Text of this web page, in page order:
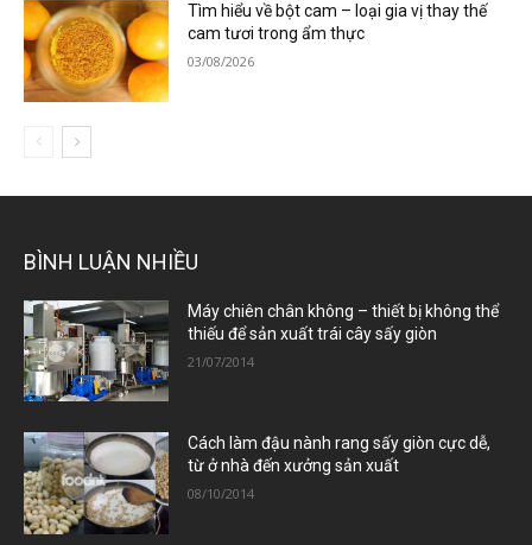
Tìm hiểu về bột cam – loại gia vị thay thế
cam tươi trong ẩm thực
03/08/2026
BÌNH LUẬN NHIỀU
Máy chiên chân không – thiết bị không thể
thiếu để sản xuất trái cây sấy giòn
21/07/2014
Cách làm đậu nành rang sấy giòn cực dễ,
từ ở nhà đến xưởng sản xuất
08/10/2014